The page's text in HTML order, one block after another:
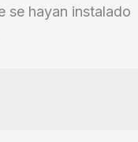
se hayan instalado